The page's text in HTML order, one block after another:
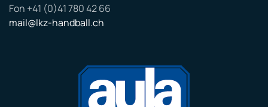
Fon +41 (0)41 780 42 66
mail@lkz-handball.ch